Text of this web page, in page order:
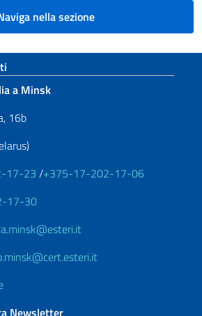
nella sezione
a Minsk
16b
17-23 /+375-17-202-17-06
17-30